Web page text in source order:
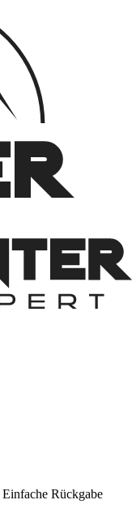
Einfache Rückgabe